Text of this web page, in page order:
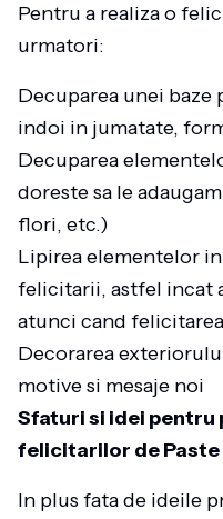
Pentru a realiza o
urmatori:
Decuparea unei baze
indoi in jumatate,
Decuparea
doreste sa le
flori, etc.)
Lipirea elementelor
felicitarii, astfel incat
atunci cand
Decorarea
motive si mesaje noi
Sfaturi si idei pentru
felicitarilor de Paste
In plus fata de ideile